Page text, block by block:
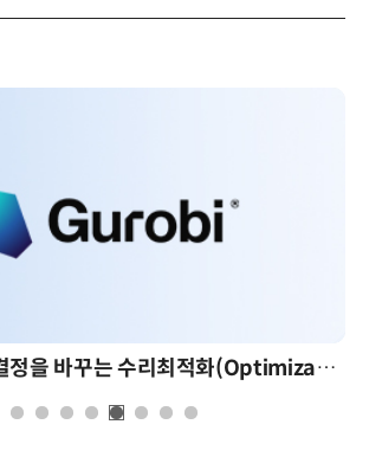
AI 시대의 의사결정을 바꾸는 수리최적화(Optimization): 실제 산업 적용 사례와 활용 전략